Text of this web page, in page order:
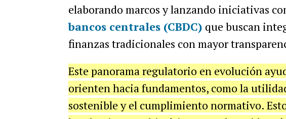
elaborando marcos y lanzando iniciativas
bancos centrales (CBDC) que buscan
finanzas tradicionales con mayor
Este panorama regulatorio en evolución
orienten hacia fundamentos, como la
sostenible y el cumplimiento normativo.